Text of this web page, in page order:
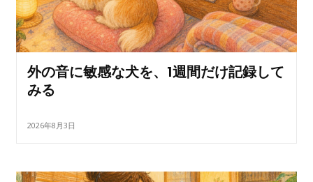
外の音に敏感な犬を、1週間だけ記録して
みる
2026年8月3日